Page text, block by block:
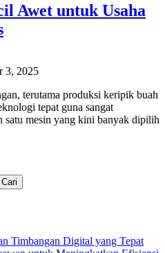
Awet untuk Usaha
3, 2025
terutama produksi keripik buah
tepat guna sangat
satu mesin yang kini banyak dipilih
Cari
Timbangan Digital yang Tepat